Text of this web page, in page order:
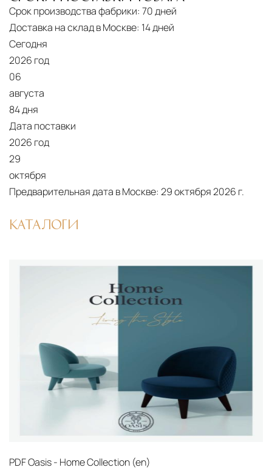
Срок производства фабрики: 70 дней
Доставка на склад в Москве: 14 дней
Сегодня
2026 год
06
августа
84 дня
Дата поставки
2026 год
29
октября
Предварительная дата в Москве: 29 октября 2026 г.
КАТАЛОГИ
PDFOasis - Home Collection (en)‎